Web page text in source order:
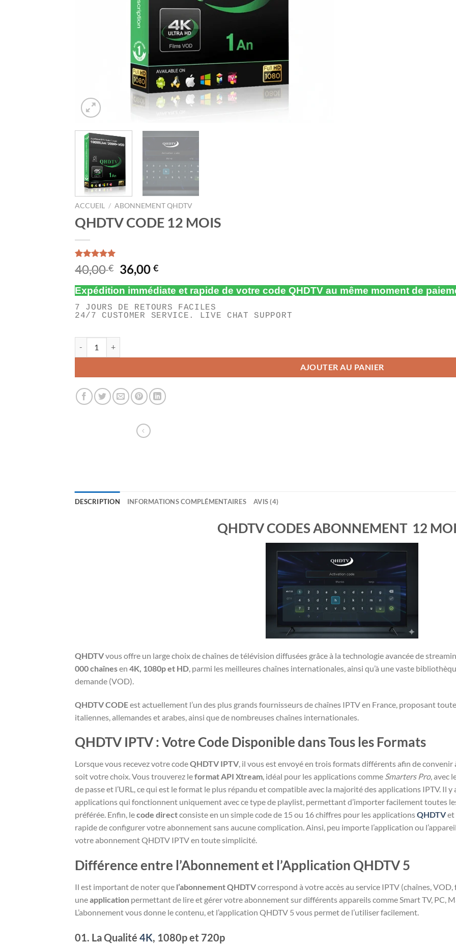
ACCUEIL / ABONNEMENT QHDTV
QHDTV CODE 12 MOIS
Noté5.00
sur 5 basé
4
notations
client
40,00€ Le
prix
initial
était :
40,00 €.
36,00€Le
actuel
est :
36,00 €.
Expédition immédiate et rapide de votre code QHDTV au même moment de
7 JOURS DE RETOURS FACILES
24/7 CUSTOMER SERVICE. LIVE CHAT SUPPORT
AJOUTER AU PANIER
DESCRIPTION INFORMATIONS COMPLÉMENTAIRES AVIS (4)
QHDTV CODES ABONNEMENT 12
QHDTVvous offre un large choix de chaînes de télévision diffusées grâce à la technologie avancée de
000 chaînesen 4K, 1080p et HD , parmi les meilleures chaînes internationales, ainsi qu’à une vaste
demande (VOD).
QHDTV CODEest actuellement l’un des plus grands fournisseurs de chaînes IPTV en France, proposant
italiennes, allemandes et arabes, ainsi que de nombreuses chaînes internationales.
QHDTV IPTV : Votre Code Disponible dans Tous les Formats
Lorsque vous recevez votre codeQHDTV IPTV, il vous est envoyé en trois formats différents afin de
soit votre choix. Vous trouverez leformat API Xtream, idéal pour les applications comme Smarters Pro, avec
de passe et l’URL, ce qui est le format le plus répandu et compatible avec la majorité des applications IPTV. Il y
applications qui fonctionnent uniquement avec ce type de playlist, permettant d’importer facilement toutes
préférée. Enfin, lecode directconsiste en un simple code de 15 ou 16 chiffres pour les applicationsQHDTVet
rapide de configurer votre abonnement sans aucune complication. Ainsi, peu importe l’application ou
votre abonnement QHDTV IPTV en toute simplicité.
Différence entre l’Abonnement et l’Application QHDTV 5
Il est important de noter que l’abonnement QHDTVcorrespond à votre accès au service IPTV (chaînes,
uneapplication permettant de lire et gérer votre abonnement sur différents appareils comme Smart TV, PC,
L’abonnement vous donne le contenu, et l’application QHDTV 5 vous permet de l’utiliser facilement.
01. La Qualité 4K, 1080p et 720p